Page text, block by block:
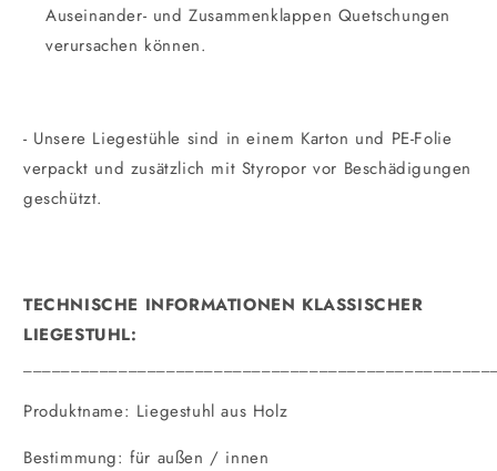
Auseinander- und Zusammenklappen Quetschungen
verursachen können.
- Unsere Liegestühle sind in einem Karton und PE-Folie
verpackt und zusätzlich mit Styropor vor Beschädigungen
geschützt.
TECHNISCHE INFORMATIONEN KLASSISCHER
LIEGESTUHL:
Produktname: Liegestuhl aus Holz
Bestimmung: für außen / innen